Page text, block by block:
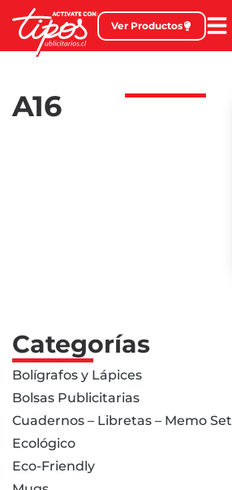
Ver Productos
A16
Categorías
Bolígrafos y Lápices
Bolsas Publicitarias
Cuadernos – Libretas – Memo Set
Ecológico
Eco-Friendly